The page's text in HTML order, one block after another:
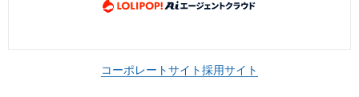
コーポレートサイト採用サイト